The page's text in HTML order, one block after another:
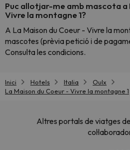
Puc allotjar-me amb mascota a
Vivre la montagne 1?
A La Maison du Coeur - Vivre la
mascotes (prèvia petició i de
Consulta les condicions.
Inici Hotels Italia
Oulx
La Maison du Coeur - Vivre la montagne 1
Altres portals de viatges